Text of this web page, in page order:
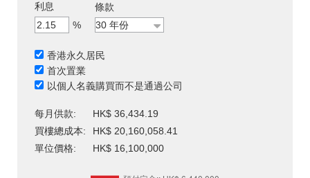
利息
%
條款
香港永久居民
首次置業
以個人名義購買而不是通過公司
每月供款:
HK$ 36,434.19
買樓總成本:
HK$ 20,160,058.41
單位價格:
HK$ 16,100,000